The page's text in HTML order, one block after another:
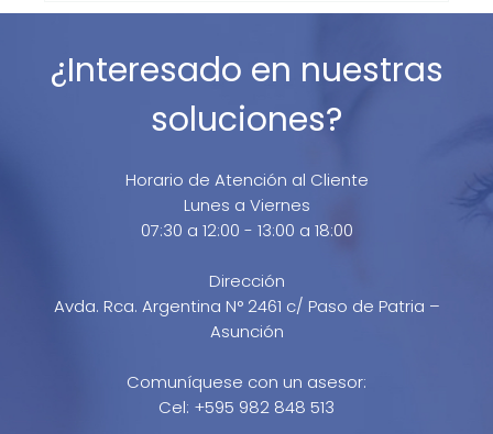
¿Interesado en nuestras
soluciones?
Horario de Atención al Cliente
Lunes a Viernes
07:30 a 12:00 - 13:00 a 18:00
Dirección
Avda. Rca. Argentina N° 2461 c/ Paso de Patria –
Asunción
Comuníquese con un asesor:
Cel: +595 982 848 513